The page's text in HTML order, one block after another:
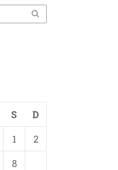
S
D
1
2
8